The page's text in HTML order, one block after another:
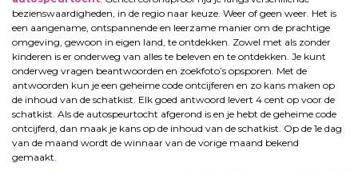
bezienswaardigheden, in de regio naar keuze. Weer of geen weer. Het is
een aangename, ontspannende en leerzame manier om de prachtige
omgeving, gewoon in eigen land, te ontdekken. Zowel met als zonder
kinderen is er onderweg van alles te beleven en te ontdekken. Je kunt
onderweg vragen beantwoorden en zoekfoto’s opsporen. Met de
antwoorden kun je een geheime code ontcijferen en zo kans maken op
de inhoud van de schatkist. Elk goed antwoord levert 4 cent op voor de
schatkist. Als de autospeurtocht afgerond is en je hebt de geheime code
ontcijferd, dan maak je kans op de inhoud van de schatkist. Op de 1e dag
van de maand wordt de winnaar van de vorige maand bekend
gemaakt.